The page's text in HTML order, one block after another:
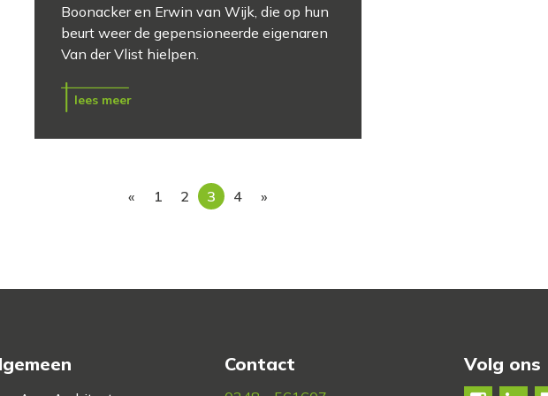
Boonacker en Erwin van Wijk, die op hun
beurt weer de gepensioneerde eigenaren
Van der Vlist hielpen.
lees meer
« 1 2 3 4 »
Contact Volg ons